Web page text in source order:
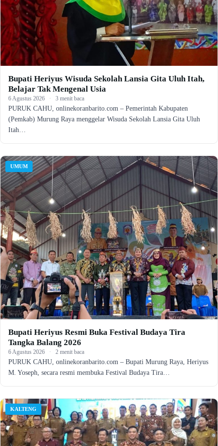
Bupati Heriyus Wisuda Sekolah Lansia Gita Uluh Itah,
Belajar Tak Mengenal Usia
6 Agustus 2026 · 3 menit baca
PURUK CAHU, onlinekoranbarito.com – Pemerintah Kabupaten
(Pemkab) Murung Raya menggelar Wisuda Sekolah Lansia Gita Uluh
Itah…
UMUM
Bupati Heriyus Resmi Buka Festival Budaya Tira
Tangka Balang 2026
6 Agustus 2026 · 2 menit baca
PURUK CAHU, onlinekoranbarito.com – Bupati Murung Raya, Heriyus
M. Yoseph, secara resmi membuka Festival Budaya Tira…
KALTENG